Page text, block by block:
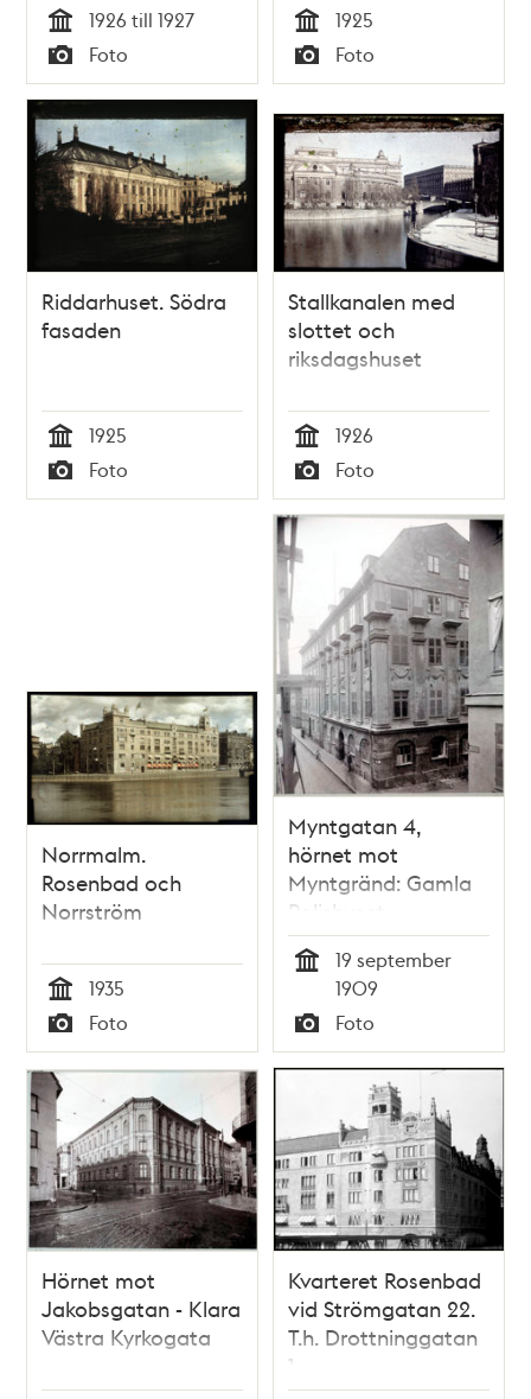
Tid
1926 till 1927
Typ
Foto Tid
1925
Typ
Foto
Riddarhuset. Södra
fasaden
Tid
1925
Typ
Foto
Stallkanalen med
slottet och
riksdagshuset
Tid
1926
Typ
Foto
Norrmalm.
Rosenbad och
Norrström
Tid
1935
Typ
Foto
Myntgatan 4,
hörnet mot
Myntgränd: Gamla
Polishuset
19 september
1909
Typ
Foto
Hörnet mot
Jakobsgatan - Klara
Västra Kyrkogata
Kvarteret Rosenbad
vid Strömgatan 22.
T.h. Drottninggatan
1